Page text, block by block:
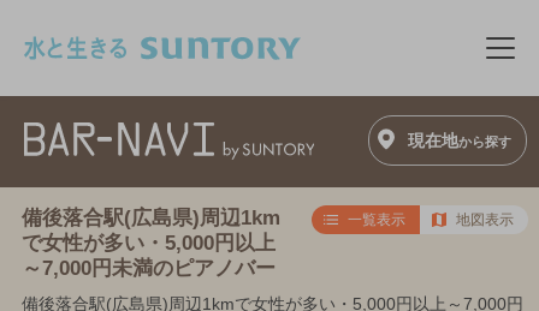
メ
現在地から探す
備後落合駅(広島県)周辺1km
で女性が多い・5,000円以上
～7,000円未満のピアノバー
一覧表示 地図表示
備後落合駅(広島県)周辺1kmで女性が多い・5,000円以上～7,000円